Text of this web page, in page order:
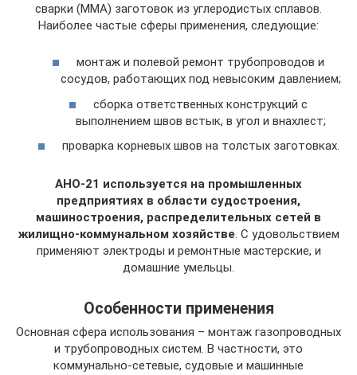
сварки (ММА) заготовок из углеродистых сплавов.
Наиболее частые сферы применения, следующие:
монтаж и полевой ремонт трубопроводов и
сосудов, работающих под невысоким давлением;
сборка ответственных конструкций с
выполнением швов встык, в угол и внахлест;
проварка корневых швов на толстых заготовках.
АНО-21 используется на промышленных
предприятиях в области судостроения,
машиностроения, распределительных сетей в
жилищно-коммунальном хозяйстве. С удовольствием
применяют электроды и ремонтные мастерские, и
домашние умельцы.
Особенности применения
Основная сфера использования – монтаж газопроводных
и трубопроводных систем. В частности, это
коммунально-сетевые, судовые и машинные